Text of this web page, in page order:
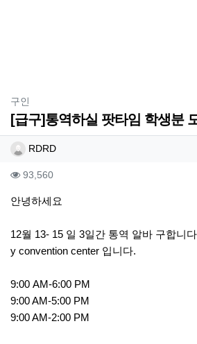
구인
[급구]통역하실 팟타임 학생분
작성자 정보
RDRD작성
컨텐츠 정보
93,560조회
본문
안녕하세요
12월 13- 15 일 3일간 통역 알바 구합니
y convention center 입니다.
9:00 AM-6:00 PM
9:00 AM-5:00 PM
9:00 AM-2:00 PM